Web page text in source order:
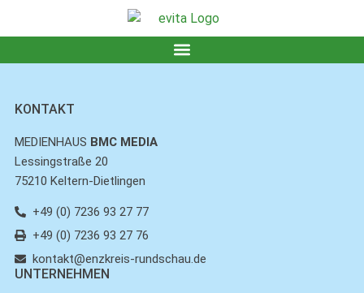
KONTAKT
MEDIENHAUS BMC MEDIA
Lessingstraße 20
75210 Keltern-Dietlingen
+49 (0) 7236 93 27 77
+49 (0) 7236 93 27 76
kontakt@enzkreis-rundschau.de
UNTERNEHMEN